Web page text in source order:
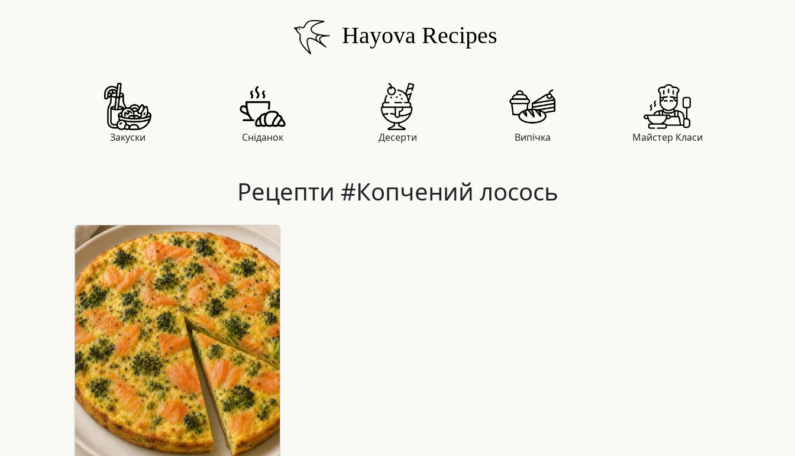
Hayova Recipes
Закуски Сніданок Десерти Випічка Майстер Класи
Рецепти #Копчений лосось